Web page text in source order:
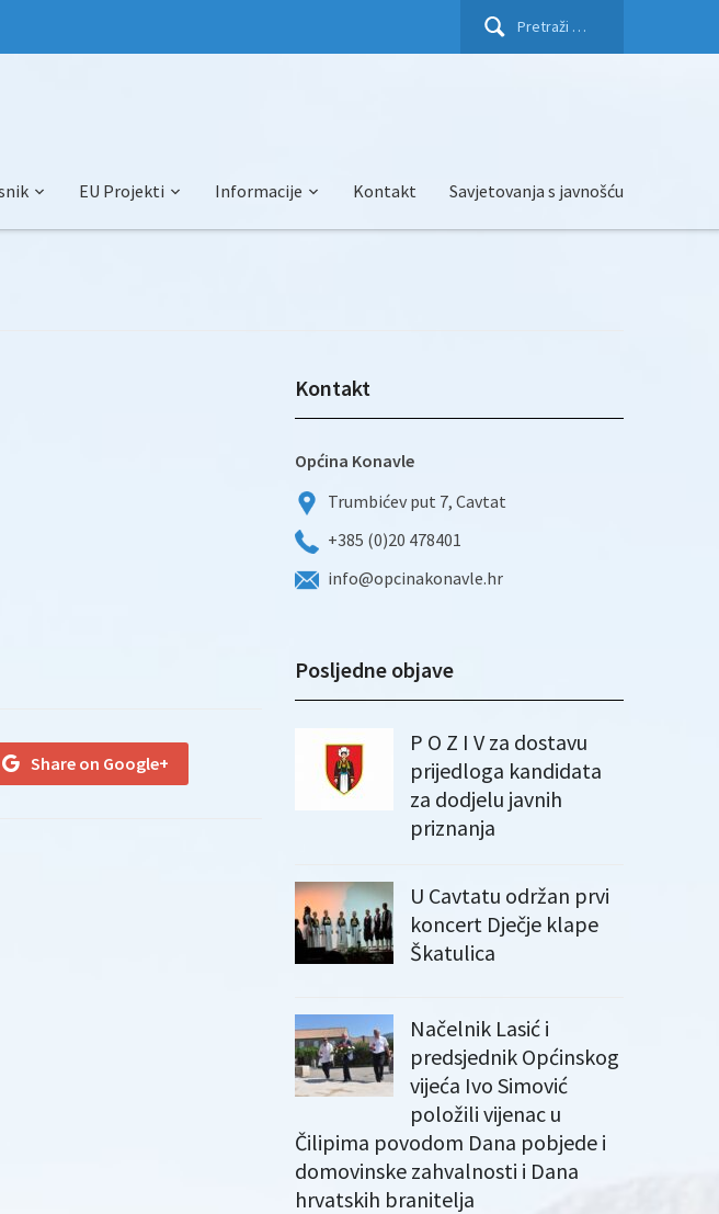
Pretraži:
EU Projekti Informacije Kontakt Savjetovanja s javnošću
Share on Google+
Kontakt
Općina Konavle
Trumbićev put 7, Cavtat
+385 (0)20 478401
info@opcinakonavle.hr
Posljedne objave
P O Z I V za dostavu
prijedloga kandidata
za dodjelu javnih
priznanja
U Cavtatu održan prvi
koncert Dječje klape
Škatulica
Načelnik Lasić i
predsjednik Općinskog
vijeća Ivo Simović
položili vijenac u
Čilipima povodom Dana pobjede i
domovinske zahvalnosti i Dana
hrvatskih branitelja